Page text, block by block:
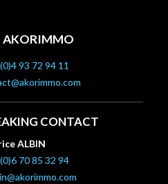
AKORIMMO
93 72 94 11
CONTACT
ALBIN
70 85 32 94